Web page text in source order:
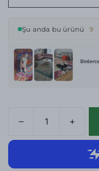
Şu anda bu ürünü 9